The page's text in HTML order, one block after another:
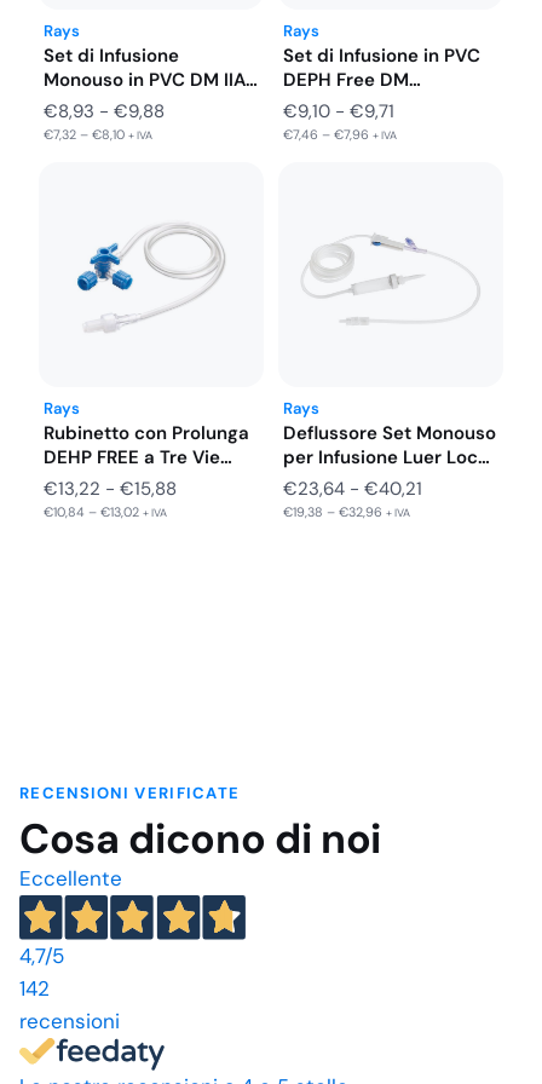
Misure disponibili: 10CM – 25CM – 50CM – 80CM.
Rays
Set di Infusione
Monouso in PVC DM IIA…
€8,93 - €9,88
€8,93
€9,88
€7,32 – €8,10 + IVA
Rays
Set di Infusione in PVC
DEPH Free DM…
€9,10 - €9,71
di
a
€9,71
€7,46 – €7,96 + IVA
Rays
Rubinetto con Prolunga
DEHP FREE a Tre Vie…
€13,22 - €15,88
€10,84 – €13,02 + IVA
Rays
Deflussore Set Monouso
per Infusione Luer Lock
Girevole…
€23,64 - €40,21
€19,38 – €32,96 + IVA
RECENSIONI VERIFICATE
Cosa dicono di noi
Eccellente
4,7/5
142
recensioni